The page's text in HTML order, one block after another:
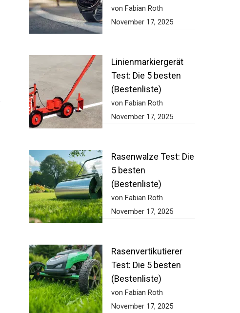
von Fabian Roth
November 17, 2025
Linienmarkiergerät
Test: Die 5 besten
(Bestenliste)
von Fabian Roth
November 17, 2025
Rasenwalze Test:
Die 5 besten
(Bestenliste)
von Fabian Roth
November 17, 2025
Rasenvertikutierer
Test: Die 5 besten
(Bestenliste)
von Fabian Roth
November 17, 2025